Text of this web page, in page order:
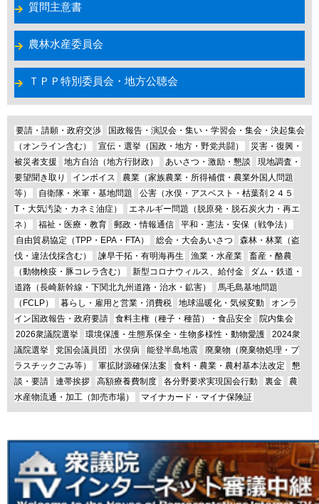
質問主意書
農林水産委員会
ＴＰＰ特別委員会・地方公聴会
要請・請願・政府交渉
国政報告・演説会・集い・学習会・集会・決起集会
（オンライン含む）
宣伝・選挙（国政・地方・野党共闘）
災害・復興・
被災者支援
地方自治（地方行財政） あいさつ・激励・懇談
現地調査・
要望聞き取り
インボイス
農業（家族農業・所得補償・農業外国人問題
等）
自衛隊・米軍・基地問題
公害（水俣・アスベスト・枯葉剤２４５
T・大気汚染・カネミ油症）
エネルギー問題（脱原発・脱石炭火力・再エ
ネ）
福祉・医療・教育 郵政・情報通信
平和・憲法・安保（戦争法）
自由貿易協定（TPP・EPA・FTA）
総会・大会あいさつ
森林・林業（盗
伐・違法伐採含む）
諫早干拓・有明海再生 漁業・水産業
畜産・酪農
（動物検疫・豚コレラ含む）
新型コロナウィルス、給付金
ダム・鉄道・
道路（長崎新幹線・下関北九州道路・治水・鉱害）
馬毛島基地問題
（FCLP）
暮らし・雇用と営業・消費税 地球温暖化・気候変動
オンラ
イン国政報告・政府要請
食料主権（種子・種苗）・食品安全
院内集会
2026衆議院選挙
環境保護・生態系保全・生物多様性・動物愛護
2024衆
議院選挙
党国会議員団 水俣病 能登半島地震
廃棄物（廃棄物処理・プ
ラスチックごみ等）
軍拡財源確保法案 食料・農業・農村基本法改定
懇
談・要請
連帯挨拶 高額療養費制度 各分野要求実現国会行動 裏金
農
水産物流通・加工（卸売市場）
マイナカード・マイナ保険証